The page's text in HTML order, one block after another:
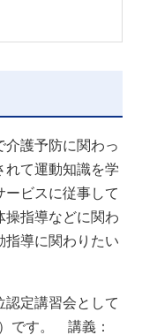
介護予防に関わっ
れて運動知識を学
ービスに従事して
操指導などに関わ
指導に関わりたい
認定講習会として
です。 講義：